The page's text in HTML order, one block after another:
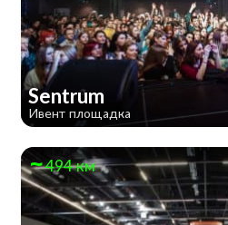
Sentrum
Ивент площадка
494 км